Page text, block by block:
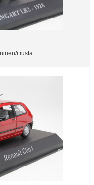
musta